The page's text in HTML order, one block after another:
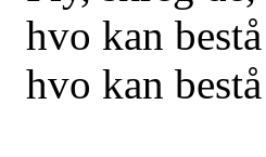
hvo kan
hvo kan